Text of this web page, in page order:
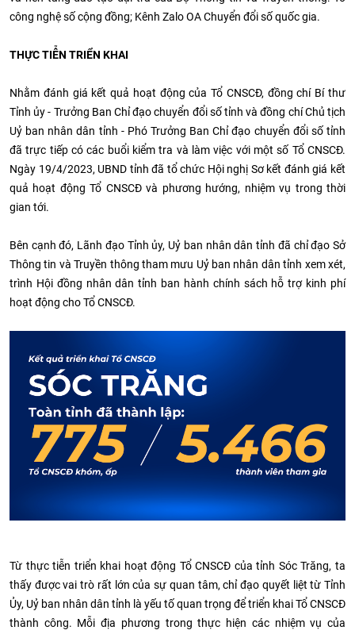
công nghệ số cộng đồng; Kênh Zalo OA Chuyển đổi số quốc gia.
THỰC TIỄN TRIỂN KHAI
Nhằm đánh giá kết quả hoạt động của Tổ CNSCĐ, đồng chí Bí thư
Tỉnh ủy - Trưởng Ban Chỉ đạo chuyển đổi số tỉnh và đồng chí Chủ tịch
Uỷ ban nhân dân tỉnh - Phó Trưởng Ban Chỉ đạo chuyển đổi số tỉnh
đã trực tiếp có các buổi kiểm tra và làm việc với một số Tổ CNSCĐ.
Ngày 19/4/2023, UBND tỉnh đã tổ chức Hội nghị Sơ kết đánh giá kết
quả hoạt động Tổ CNSCĐ và phương hướng, nhiệm vụ trong thời
gian tới.
Bên cạnh đó, Lãnh đạo Tỉnh ủy, Uỷ ban nhân dân tỉnh đã chỉ đạo Sở
Thông tin và Truyền thông tham mưu Uỷ ban nhân dân tỉnh xem xét,
trình Hội đồng nhân dân tỉnh ban hành chính sách hỗ trợ kinh phí
hoạt động cho Tổ CNSCĐ.
Từ thực tiễn triển khai hoạt động Tổ CNSCĐ của tỉnh Sóc Trăng, ta
thấy được vai trò rất lớn của sự quan tâm, chỉ đạo quyết liệt từ Tỉnh
Ủy, Uỷ ban nhân dân tỉnh là yếu tố quan trọng để triển khai Tổ CNSCĐ
thành công. Mỗi địa phương trong thực hiện các nhiệm vụ của